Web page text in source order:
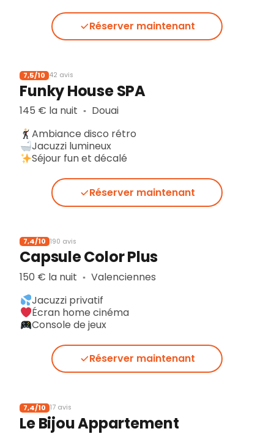
Réserver maintenant
7,5/10 42 avis
Funky House SPA
145 € la nuit ▪︎ Douai
Ambiance disco rétro
Jacuzzi lumineux
Séjour fun et décalé
Réserver maintenant
7,4/10 190 avis
Capsule Color Plus
150 € la nuit ▪︎ Valenciennes
Jacuzzi privatif
Écran home cinéma
Console de jeux
Réserver maintenant
7,4/10 17 avis
Le Bijou Appartement